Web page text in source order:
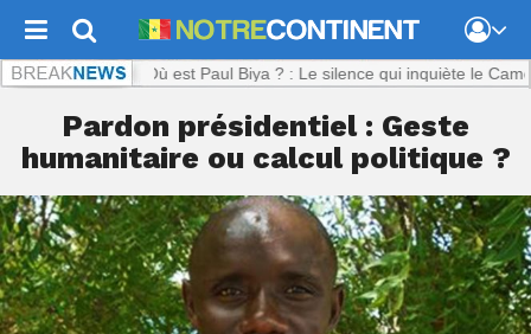
: Où est Paul Biya ? : Le silence qui inquiète le Cameroun
Pardon présidentiel : Geste
humanitaire ou calcul politique ?